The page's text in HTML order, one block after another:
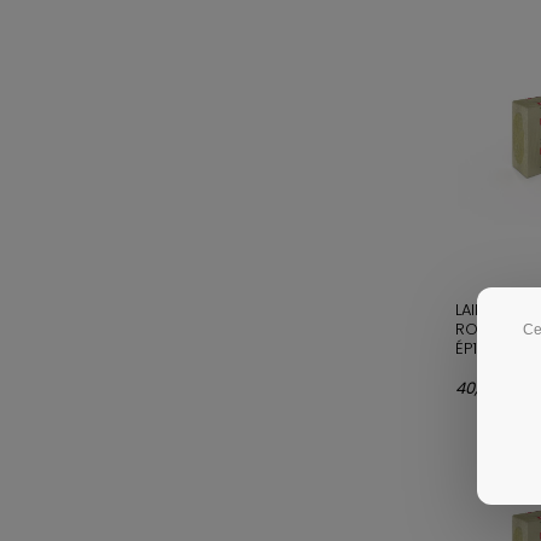
LAINE DE
ÉP170MM -
40,39 € m2